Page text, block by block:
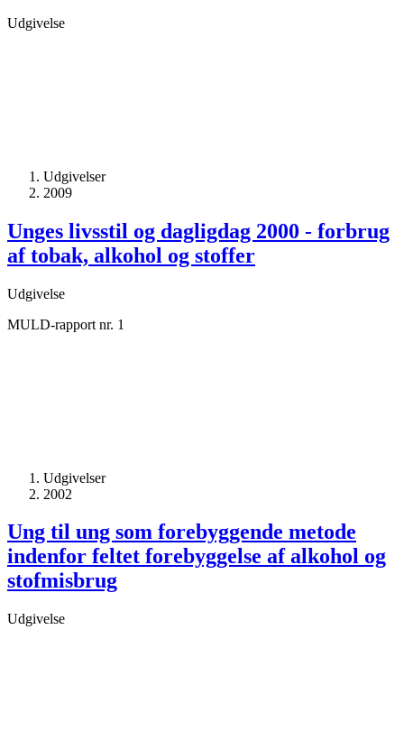
Udgivelse
Udgivelser
2009
Unges livsstil og dagligdag 2000 - forbrug
af tobak, alkohol og stoffer
Udgivelse
MULD-rapport nr. 1
Udgivelser
2002
Ung til ung som forebyggende metode
indenfor feltet forebyggelse af alkohol og
stofmisbrug
Udgivelse